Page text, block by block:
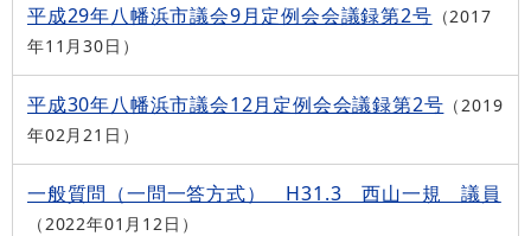
平成29年八幡浜市議会9月定例会会議録第2号
2017
年11月30日
平成30年八幡浜市議会12月定例会会議録第2号
2019
年02月21日
一般質問（一問一答方式） H31.3 西山一規 議員
2022年01月12日